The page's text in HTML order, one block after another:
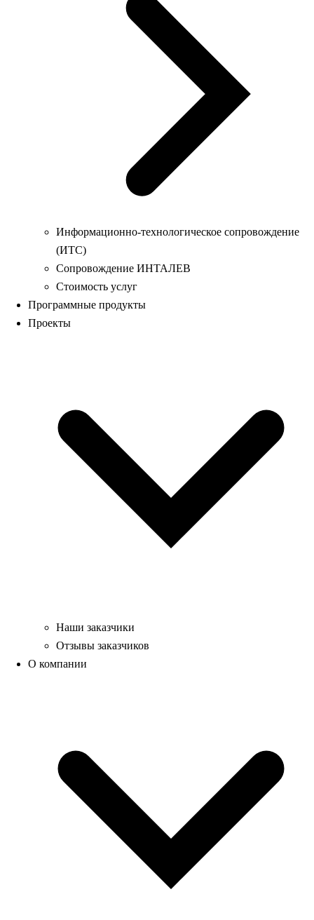
Информационно-технологическое сопровождение
(ИТС)
Сопровождение ИНТАЛЕВ
Стоимость услуг
Программные продукты
Проекты
Наши заказчики
Отзывы заказчиков
О компании